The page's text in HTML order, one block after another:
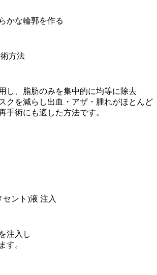
かな輪郭を作る
方法
し、
脂肪のみを集中的に均等に除去
クを減らし出血・アザ・腫れがほとんど
手術にも適した方法です。
セント)液 注入
注入し
す。